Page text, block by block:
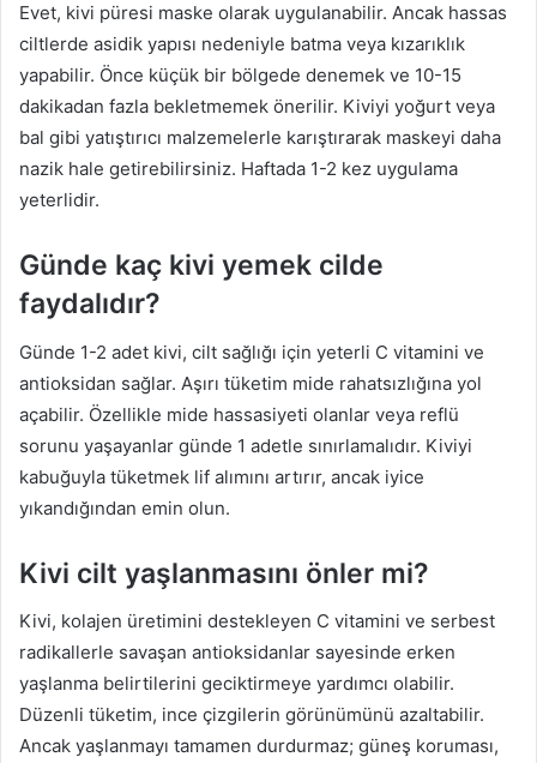
Evet, kivi püresi maske olarak uygulanabilir. Ancak hassas
ciltlerde asidik yapısı nedeniyle batma veya kızarıklık
yapabilir. Önce küçük bir bölgede denemek ve 10-15
dakikadan fazla bekletmemek önerilir. Kiviyi yoğurt veya
bal gibi yatıştırıcı malzemelerle karıştırarak maskeyi daha
nazik hale getirebilirsiniz. Haftada 1-2 kez uygulama
yeterlidir.
Günde kaç kivi yemek cilde
faydalıdır?
Günde 1-2 adet kivi, cilt sağlığı için yeterli C vitamini ve
antioksidan sağlar. Aşırı tüketim mide rahatsızlığına yol
açabilir. Özellikle mide hassasiyeti olanlar veya reflü
sorunu yaşayanlar günde 1 adetle sınırlamalıdır. Kiviyi
kabuğuyla tüketmek lif alımını artırır, ancak iyice
yıkandığından emin olun.
Kivi cilt yaşlanmasını önler mi?
Kivi, kolajen üretimini destekleyen C vitamini ve serbest
radikallerle savaşan antioksidanlar sayesinde erken
yaşlanma belirtilerini geciktirmeye yardımcı olabilir.
Düzenli tüketim, ince çizgilerin görünümünü azaltabilir.
Ancak yaşlanmayı tamamen durdurmaz; güneş koruması,